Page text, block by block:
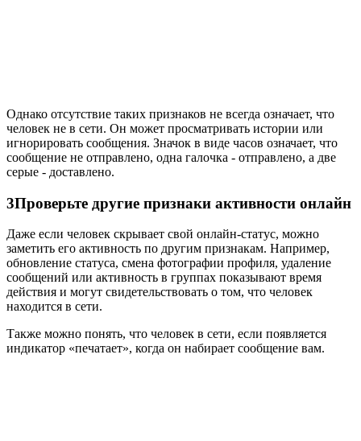
Однако отсутствие таких признаков не всегда означает, что
человек не в сети. Он может просматривать истории или
игнорировать сообщения. Значок в виде часов означает, что
сообщение не отправлено, одна галочка - отправлено, а две
серые - доставлено.
3Проверьте другие признаки активности онлайн
Даже если человек скрывает свой онлайн-статус, можно
заметить его активность по другим признакам. Например,
обновление статуса, смена фотографии профиля, удаление
сообщений или активность в группах показывают время
действия и могут свидетельствовать о том, что человек
находится в сети.
Также можно понять, что человек в сети, если появляется
индикатор «печатает», когда он набирает сообщение вам.